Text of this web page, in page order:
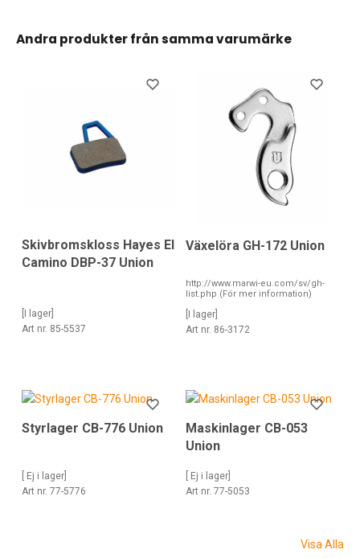
Andra produkter från samma varumärke
Skivbromskloss Hayes El
Camino DBP-37 Union
[I lager]
Art nr. 85-5537
Växelöra GH-172 Union
http://www.marwi-eu.com/sv/gh-
list.php (För mer information)
[I lager]
Art nr. 86-3172
Styrlager CB-776 Union
[ Ej i lager]
Art nr. 77-5776
Maskinlager CB-053
Union
[ Ej i lager]
Art nr. 77-5053
Visa Alla